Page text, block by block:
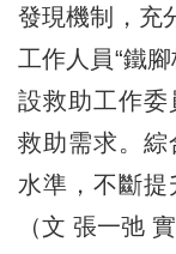
發現機制，充
工作人員“鐵
設救助工作委
救助需求。綜
水準，不斷提
（文 張一弛